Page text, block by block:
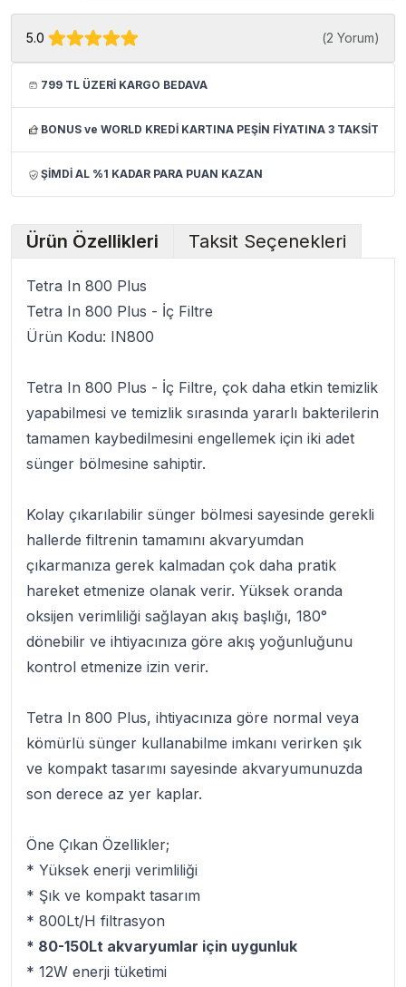
5.0 (2 Yorum)
799 TL ÜZERİ KARGO BEDAVA
BONUS ve WORLD KREDİ KARTINA PEŞİN FİYATINA 3 TAKSİT
ŞİMDİ AL %1 KADAR PARA PUAN KAZAN
Ürün Özellikleri Taksit Seçenekleri
Tetra In 800 Plus
Tetra In 800 Plus - İç Filtre
Ürün Kodu: IN800
Tetra In 800 Plus - İç Filtre, çok daha etkin temizlik
yapabilmesi ve temizlik sırasında yararlı bakterilerin
tamamen kaybedilmesini engellemek için iki adet
sünger bölmesine sahiptir.
Kolay çıkarılabilir sünger bölmesi sayesinde gerekli
hallerde filtrenin tamamını akvaryumdan
çıkarmanıza gerek kalmadan çok daha pratik
hareket etmenize olanak verir. Yüksek oranda
oksijen verimliliği sağlayan akış başlığı, 180°
dönebilir ve ihtiyacınıza göre akış yoğunluğunu
kontrol etmenize izin verir.
Tetra In 800 Plus, ihtiyacınıza göre normal veya
kömürlü sünger kullanabilme imkanı verirken şık
ve kompakt tasarımı sayesinde akvaryumunuzda
son derece az yer kaplar.
Öne Çıkan Özellikler;
* Yüksek enerji verimliliği
* Şık ve kompakt tasarım
* 800Lt/H filtrasyon
* 80-150Lt akvaryumlar için uygunluk
* 12W enerji tüketimi